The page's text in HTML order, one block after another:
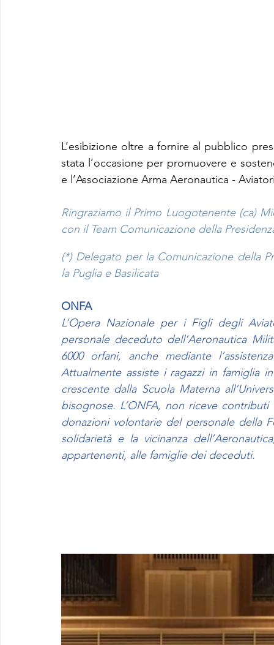
L’esibizione oltre a fornire al pubblico
stata l’occasione per promuovere e
e l’Associazione Arma Aeronautica -
Ringraziamo il Primo Luogotenente (ca)
con il Team Comunicazione della
(*) Delegato per la Comunicazione della
la Puglia e Basilicata
ONFA
L’Opera Nazionale per i Figli degli
personale deceduto dell’Aeronautica
6000 orfani, anche mediante
Attualmente assiste i ragazzi in famiglia
crescente dalla Scuola Materna
bisognose. L’ONFA, non riceve
donazioni volontarie del personale della
solidarietà e la vicinanza
appartenenti, alle famiglie dei deceduti.